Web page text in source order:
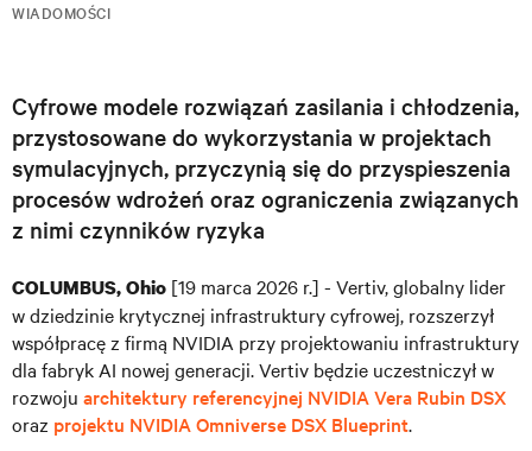
WIADOMOŚCI
Cyfrowe modele rozwiązań zasilania i chłodzenia,
przystosowane do wykorzystania w projektach
symulacyjnych, przyczynią się do przyspieszenia
procesów wdrożeń oraz ograniczenia związanych
z nimi czynników ryzyka
COLUMBUS, Ohio [19 marca 2026 r.] - Vertiv, globalny lider
w dziedzinie krytycznej infrastruktury cyfrowej, rozszerzył
współpracę z firmą NVIDIA przy projektowaniu infrastruktury
dla fabryk AI nowej generacji. Vertiv będzie uczestniczył w
rozwoju architektury referencyjnej NVIDIA Vera Rubin DSX
oraz projektu NVIDIA Omniverse DSX Blueprint.